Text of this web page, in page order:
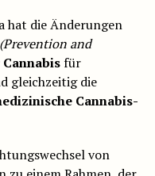
hat die Änderungen
and
Cannabisfür
gleichzeitig die
Cannabis-
von